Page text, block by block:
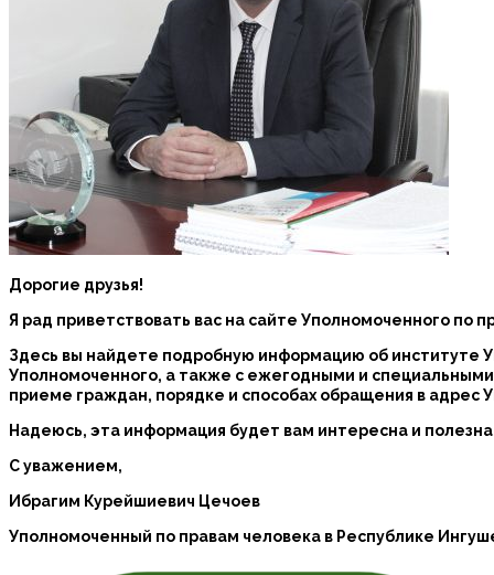
Дорогие друзья!
Я рад приветствовать вас на сайте Уполномоченного по
Здесь вы найдете подробную информацию об институте
Уполномоченного, а также с ежегодными и
приеме граждан, порядке и способах обращения в адрес
Надеюсь, эта информация будет вам интересна и
С уважением,
Ибрагим Курейшиевич Цечоев
Уполномоченный по правам человека в Республике